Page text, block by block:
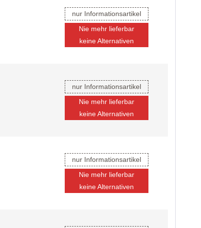
nur Informationsartikel
Nie mehr lieferbar
keine Alternativen
nur Informationsartikel
Nie mehr lieferbar
keine Alternativen
nur Informationsartikel
Nie mehr lieferbar
keine Alternativen